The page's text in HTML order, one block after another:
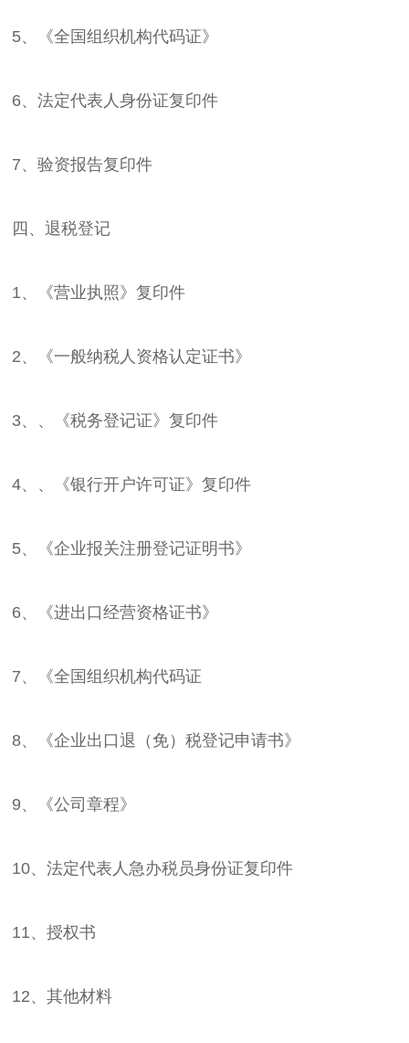
5、《全国组织机构代码证》
6、法定代表人身份证复印件
7、验资报告复印件
四、退税登记
1、《营业执照》复印件
2、《一般纳税人资格认定证书》
3、、《税务登记证》复印件
4、、《银行开户许可证》复印件
5、《企业报关注册登记证明书》
6、《进出口经营资格证书》
7、《全国组织机构代码证
8、《企业出口退（免）税登记申请书》
9、《公司章程》
10、法定代表人急办税员身份证复印件
11、授权书
12、其他材料